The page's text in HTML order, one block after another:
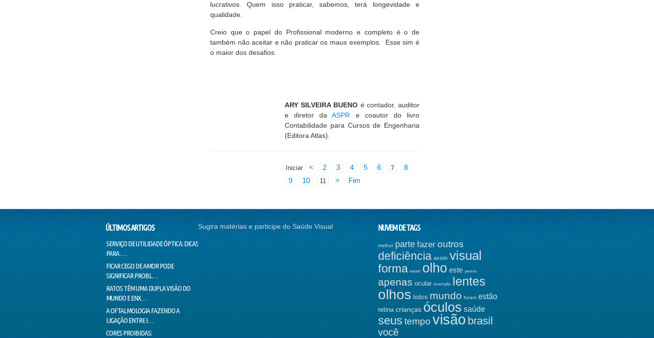
lucrativos. Quem isso praticar, sabemos, terá longevidade e
qualidade.
Creio que o papel do Profissional moderno e completo é o de
também não aceitar e não praticar os maus exemplos. Esse sim é
o maior dos desafios.
ARY SILVEIRA BUENO é contador, auditor
e diretor daASPR e coautor do livro
Contabilidade para Cursos de Engenharia
(Editora Atlas).
Iniciar < 2 3 4 5 6 7
8
9
10 11 > Fim
ÚLTIMOS ARTIGOS
SERVIÇO DE UTILIDADE ÓPTICA: DICAS
PARA …
FICAR CEGO DE AMOR PODE
SIGNIFICAR PROBL…
RATOS TÊM UMA DUPLA VISÃO DO
MUNDO E ENX…
A OFTALMOLOGIA FAZENDO A
LIGAÇÃO ENTRE I…
CORES PROIBIDAS:
Sugira matérias e participe do Saúde Visual NUVEM DE TAGS
melhor parte fazer outros
deficiência assim visual
forma estudo olho este pessoa
apenas ocular exemplo lentes
olhos todos mundo foram estão
retina crianças óculos saúde
seustempo visão brasil
você